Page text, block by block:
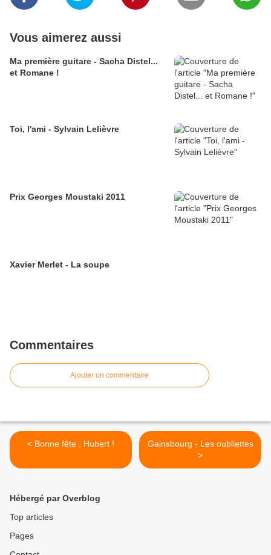
Vous aimerez aussi
Ma première guitare - Sacha Distel...
et Romane !
Toi, l'ami - Sylvain Lelièvre
Prix Georges Moustaki 2011
Xavier Merlet - La soupe
Commentaires
Ajouter un commentaire
< Bonne fête , Hubert !
Gainsbourg - Les oubliettes
>
Hébergé par Overblog
Top articles
Pages